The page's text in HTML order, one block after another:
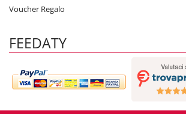
Voucher Regalo
FEEDATY